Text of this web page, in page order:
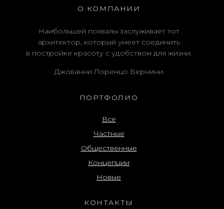
О КОМПАНИИ
Наибольшей похвалы заслуживает тот
архитектор, который умеет соединить
в постройке красоту с удобством для жизни.
Джованни Лоренцо Бернини
ПОРТФОЛИО
Все
Частные
Общественные
Концепции
Новые
КОНТАКТЫ